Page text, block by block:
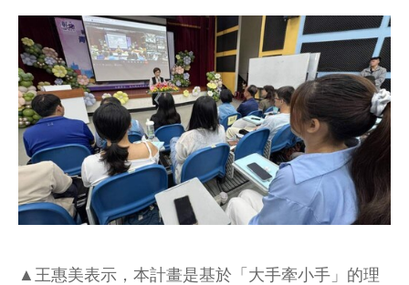
▲王惠美表示，本計畫是基於「大手牽小手」的理